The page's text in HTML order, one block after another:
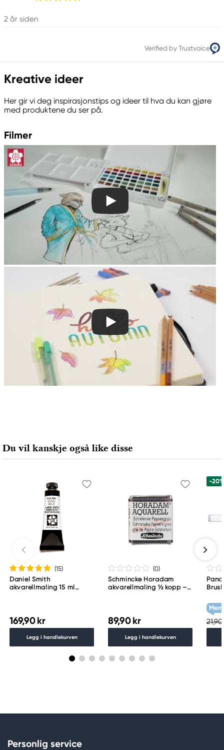
2 år siden
Verified by Trustvoice
Kreative ideer
Her gir vi deg inspirasjonstips og ideer til hva du kan gjøre
med produktene du ser på.
Filmer
Du vil kanskje også like disse
(15)
Daniel Smith
akvarellmaling 15 ml
169,90 kr
Legg i handlekurven
(0)
Schmincke Horadam
akvarellmaling ½ kopp –
89,90 kr
Legg i handlekurven
-
grey
21,90
Personlig service